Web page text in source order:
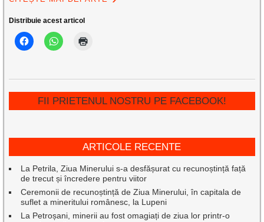
Distribuie acest articol
FII PRIETENUL NOSTRU PE FACEBOOK!
ARTICOLE RECENTE
La Petrila, Ziua Minerului s-a desfășurat cu recunoștință față
de trecut și încredere pentru viitor
Ceremonii de recunoștință de Ziua Minerului, în capitala de
suflet a mineritului românesc, la Lupeni
La Petroșani, minerii au fost omagiați de ziua lor printr-o